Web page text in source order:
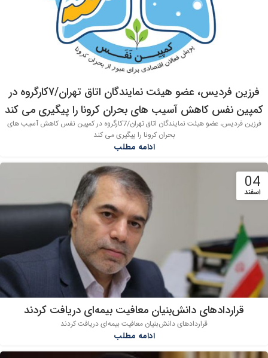
فرزین فردیس، عضو هیئت نمایندگان اتاق تهران/7کارگروه در
کمپین نفس کاهش آسیب های بحران کرونا را پیگیری می کند
فرزین فردیس، عضو هیئت نمایندگان اتاق تهران/7کارگروه در کمپین نفس کاهش آسیب های
بحران کرونا را پیگیری می کند
ادامه مطلب
04
اسفند
قراردادهای دانش‌بنیان معافیت بیمه‌ای دریافت کردند
قراردادهای دانش‌بنیان معافیت بیمه‌ای دریافت کردند
ادامه مطلب